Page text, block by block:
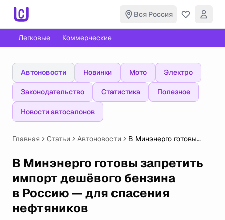
Вся Россия
Легковые Коммерческие
Автоновости Новинки Мото Электро
Законодательство Статистика Полезное
Новости автосалонов
Главная Статьи Автоновости
В Минэнерго готовы
дешёвого бензина
в Россию — для
спасения нефтяников
В Минэнерго готовы запретить
импорт дешёвого бензина
в Россию — для спасения
нефтяников